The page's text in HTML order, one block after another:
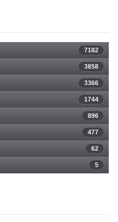
7182
3858
3366
1744
896
477
62
5